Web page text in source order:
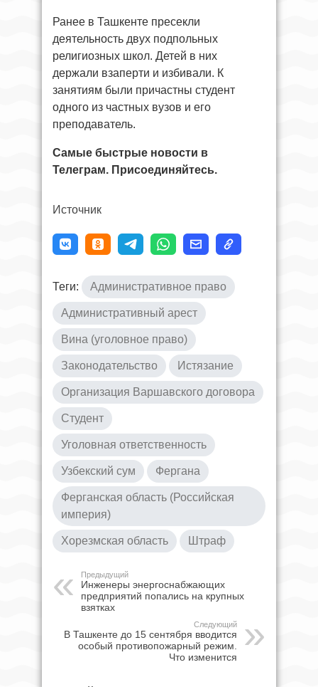
Ранее в Ташкенте пресекли
деятельность двух подпольных
религиозных школ. Детей в них
держали взаперти и избивали. К
занятиям были причастны студент
одного из частных вузов и его
преподаватель.
Самые быстрые новости в
Телеграм. Присоединяйтесь.
Источник
Теги: Административное право
Административный арест
Вина (уголовное право)
Законодательство Истязание
Организация Варшавского договора
Студент
Уголовная ответственность
Узбекский сум Фергана
Ферганская область (Российская
империя)
Хорезмская область Штраф
Предыдущий
Инженеры энергоснабжающих
предприятий попались на крупных
взятках
Следующий
В Ташкенте до 15 сентября вводится
особый противопожарный режим.
Что изменится